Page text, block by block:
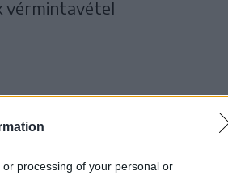
processing of your personal or